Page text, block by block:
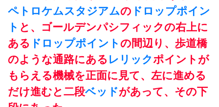
ペトロケムスタジアムの ドロップポイン
ト と、ゴールデンパシフィックの右上に
ある ドロップポイントの間辺り、歩道橋
のような通路にある レリックポイントが
もらえる機械を正面に見て、左に進める
だけ進むと二段ベッドがあって、その下